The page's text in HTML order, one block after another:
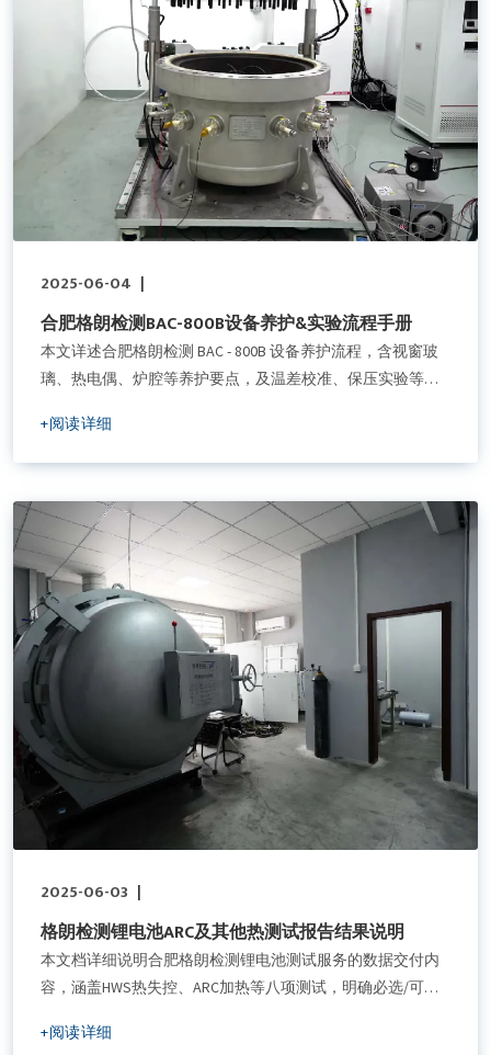
2025-06-04 |
合肥格朗检测BAC-800B设备养护&实验流程手册
本文详述合肥格朗检测 BAC - 800B 设备养护流程，含视窗玻
璃、热电偶、炉腔等养护要点，及温差校准、保压实验等注
管理技术发展。
+阅读详细
2025-06-03 |
格朗检测锂电池ARC及其他热测试报告结果说明
本文档详细说明合肥格朗检测锂电池测试服务的数据交付内
容，涵盖HWS热失控、ARC加热等八项测试，明确必选/可选
验收机制，帮助客户精准获取电池性能参数，降低测试结果
+阅读详细